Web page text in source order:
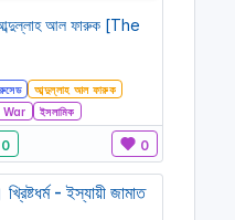
আল ফারুক [The
আব্দুল্লাহ আল ফারুক
ইসলামিক
0 0
- ইস্যায়ী জামাত